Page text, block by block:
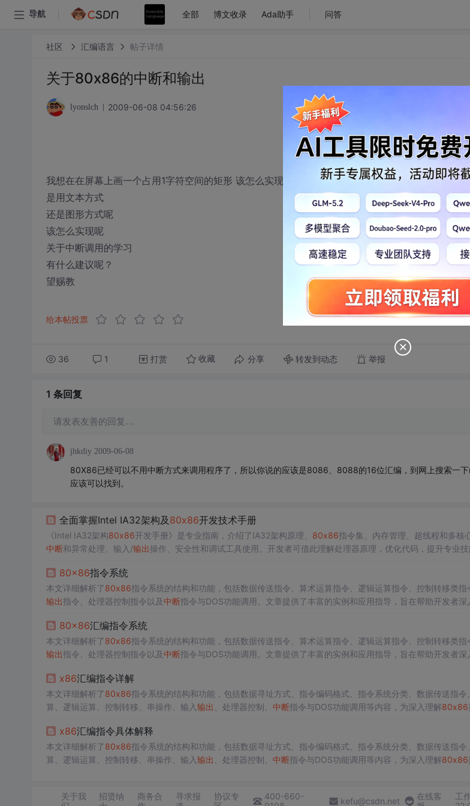
导航 全部 博文收录 Ada助手 问答
社区 汇编语言 帖子详情
关于80x86的中断和输出
lyonslch 2009-06-08 04:56:26
我想在在屏幕上画一个占用1字符空间的矩形 该怎么实现呢？
是用文本方式
还是图形方式呢
该怎么实现呢
关于中断调用的学习
有什么建议呢？
望赐教
给本帖投票
36 1 打赏 收藏 分享 转发到动态 举报
1 条回复
请发表友善的回复…
jhkdiy 2009-06-08
80X86已经可以不用中断方式来调用程序了，所以你说的应该是8086、8088的16位汇编，到网上搜索一
应该可以找到。
全面掌握Intel IA32架构及 80x86开发技术手册
《Intel IA32架构80x86开发手册》是专业指南，介绍了IA32架构原理、 80x86指令集、内存管理、超线程和多核
中断和异常处理、输入/输出操作、安全性和调试工具使用。开发者可借此理解处理器原理，优化代码，提升专业技
80x86指令系统
本文详细解析了80x86指令系统的结构和功能，包括数据传送指令、算术运算指令、逻辑运算指令、控制转移类指
输出指令、处理器控制指令以及 中断指令与DOS功能调用。文章提供了丰富的实例和应用指导，旨在帮助开发者深
80x86汇编指令系统
本文详细解析了80x86指令系统的结构和功能，包括数据传送指令、算术运算指令、逻辑运算指令、控制转移类指
输出指令、处理器控制指令以及 中断指令与DOS功能调用。文章提供了丰富的实例和应用指导，旨在帮助开发者深
x86汇编指令详解
本文详细解析了80x86指令系统的结构和功能，包括数据寻址方式、指令编码格式、指令系统分类、数据传送指令
算、逻辑运算、控制转移、串操作、输入输出 、处理器控制、 中断指令与DOS功能调用等内容，为深入理解80x86
x86汇编指令具体解释
本文详细解析了80x86指令系统的结构和功能，包括数据寻址方式、指令编码格式、指令系统分类、数据传送指令
算、逻辑运算、控制转移、串操作、输入输出 、处理器控制、 中断指令与DOS功能调用等内容，为深入理解80x86
关于我
招贤纳
商务合
寻求报
协议专
400-660-
kefu@csdn.net
在线客
工